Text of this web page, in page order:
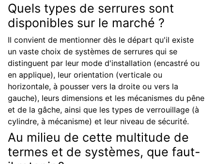
Quels types de serrures sont
disponibles sur le marché ?
Il convient de mentionner dès le départ qu'il existe
un vaste choix de systèmes de serrures qui se
distinguent par leur mode d'installation (encastré ou
en applique), leur orientation (verticale ou
horizontale, à pousser vers la droite ou vers la
gauche), leurs dimensions et les mécanismes du pêne
et de la gâche, ainsi que les types de verrouillage (à
cylindre, à mécanisme) et leur niveau de sécurité.
Au milieu de cette multitude de
termes et de systèmes, que faut-